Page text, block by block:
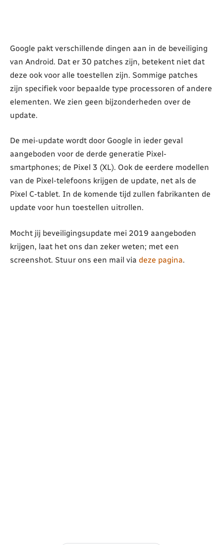
Google pakt verschillende dingen aan in de beveiliging
van Android. Dat er 30 patches zijn, betekent niet dat
deze ook voor alle toestellen zijn. Sommige patches
zijn specifiek voor bepaalde type processoren of andere
elementen. We zien geen bijzonderheden over de
update.
De mei-update wordt door Google in ieder geval
aangeboden voor de derde generatie Pixel-
smartphones; de Pixel 3 (XL). Ook de eerdere modellen
van de Pixel-telefoons krijgen de update, net als de
Pixel C-tablet. In de komende tijd zullen fabrikanten de
update voor hun toestellen uitrollen.
Mocht jij beveiligingsupdate mei 2019 aangeboden
krijgen, laat het ons dan zeker weten; met een
screenshot. Stuur ons een mail via deze pagina.